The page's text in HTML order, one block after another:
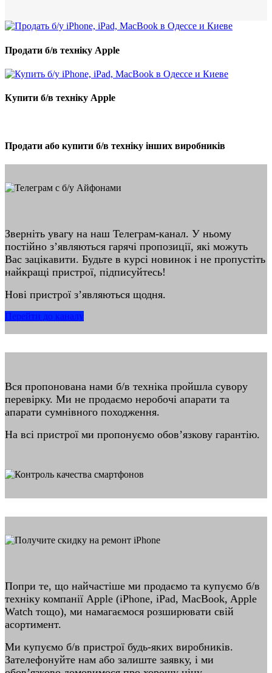
Продати б/в техніку Apple
Купити б/в техніку Apple
Продати або купити б/в техніку інших виробників
Зверніть увагу на наш Телеграм-канал. У ньому
постійно з’являються гарячі пропозиції, які можуть
Вас зацікавити. Будьте в курсі новинок і не пропустіть
найкращі пристрої, підписуйтесь!
Нові пристрої з’являються щодня.
Перейти до каналу
Вся пропонована нами б/в техніка пройшла сувору
перевірку. Ми не продаємо неробочі апарати та
апарати сумнівного походження.
На всі пристрої ми пропонуємо обов’язкову гарантію.
Попри те, що найчастіше ми продаємо та купуємо б/в
техніку компанії Apple (iPhone, iPad, MacBook, Apple
Watch тощо), ми намагаємося розширювати свій
асортимент.
Ми купуємо б/в пристрої будь-яких виробників.
Зателефонуйте нам або залиште заявку, і ми